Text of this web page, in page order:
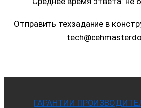
Отправить техзадание в
ГАРАНТИИ